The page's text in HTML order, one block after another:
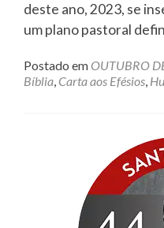
deste ano, 2023, se
um plano pastoral
Postado em OUTUBRO
Bíblia, Carta aos Efésios,